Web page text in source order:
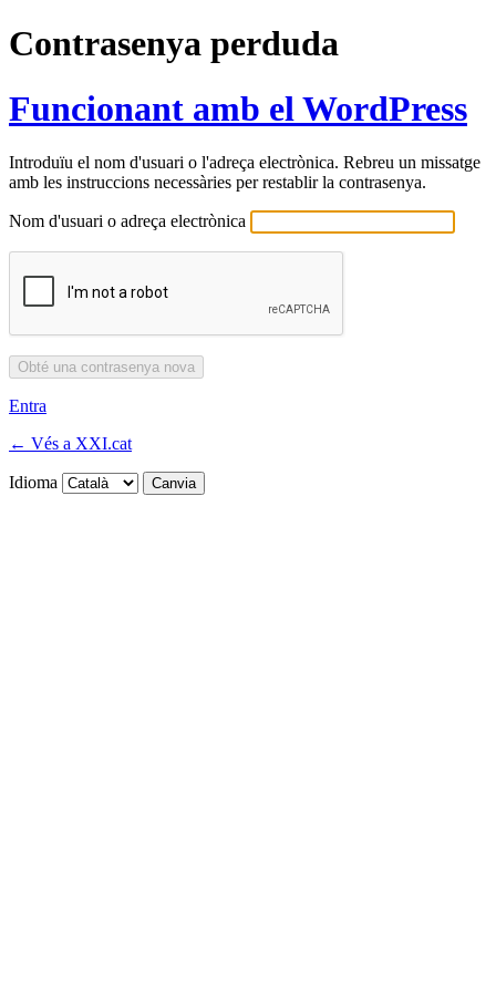
Contrasenya perduda
Funcionant amb el WordPress
Introduïu el nom d'usuari o l'adreça electrònica. Rebreu un missatge
amb les instruccions necessàries per restablir la contrasenya.
Nom d'usuari o adreça electrònica
Entra
← Vés a XXI.cat
Idioma